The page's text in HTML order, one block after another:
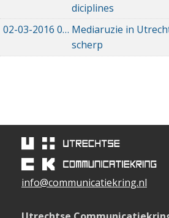
diciplines
02-03-2016 02-03-2016 11:41
Mediaruzie in
scherp
info@communicatiekring.nl